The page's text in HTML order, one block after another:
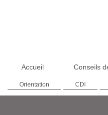
Accueil Conseils
Orientation CDI